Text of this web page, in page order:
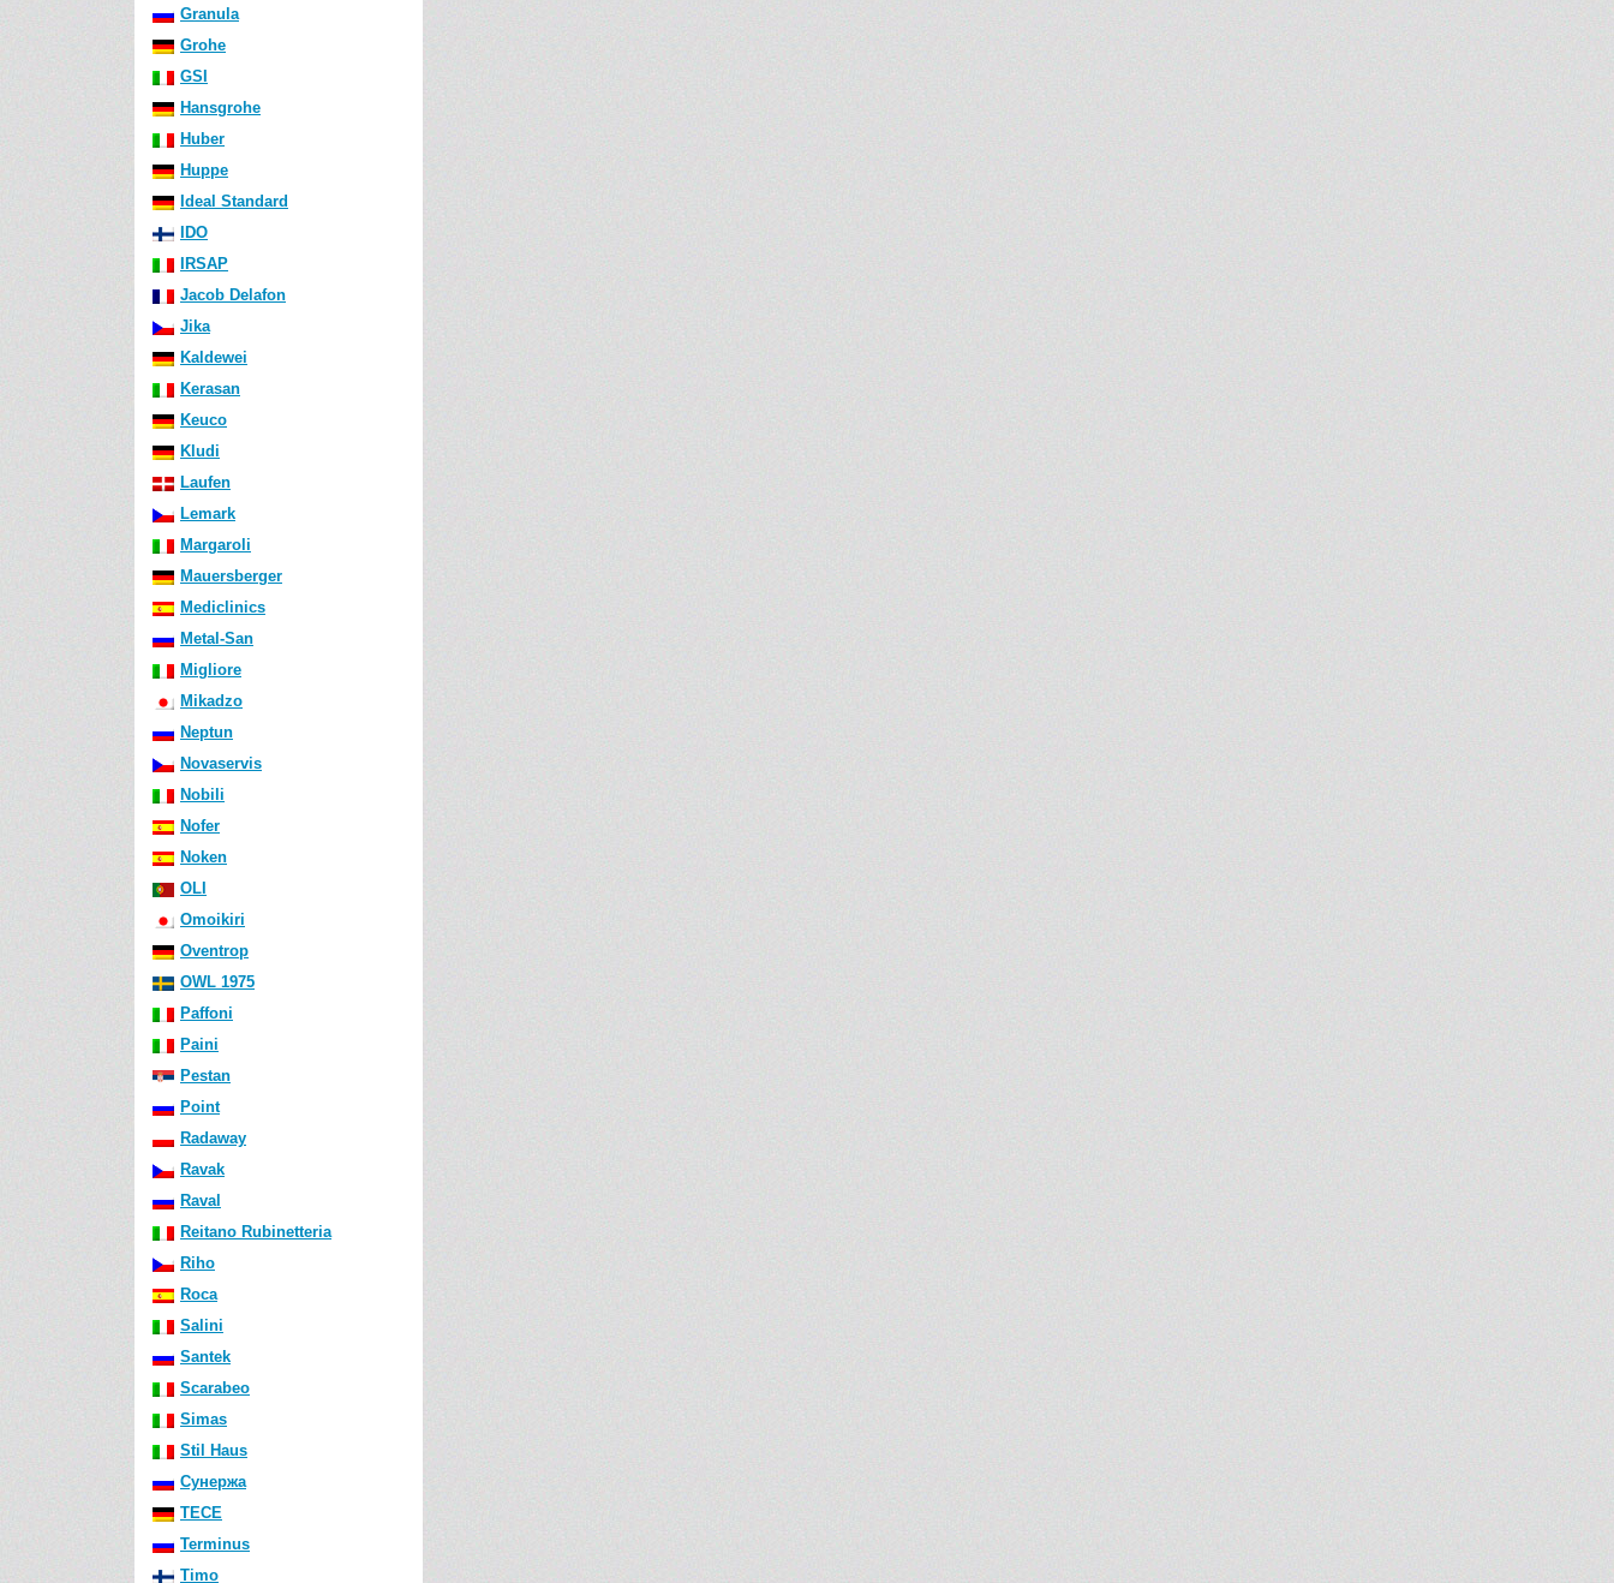
Granula
Grohe
GSI
Hansgrohe
Huber
Huppe
Ideal Standard
IDO
IRSAP
Jacob Delafon
Jika
Kaldewei
Kerasan
Keuco
Kludi
Laufen
Lemark
Margaroli
Mauersberger
Mediclinics
Metal-San
Migliore
Mikadzo
Neptun
Novaservis
Nobili
Nofer
Noken
OLI
Omoikiri
Oventrop
OWL 1975
Paffoni
Paini
Pestan
Point
Radaway
Ravak
Raval
Reitano Rubinetteria
Riho
Roca
Salini
Santek
Scarabeo
Simas
Stil Haus
Сунержа
TECE
Terminus
Timo